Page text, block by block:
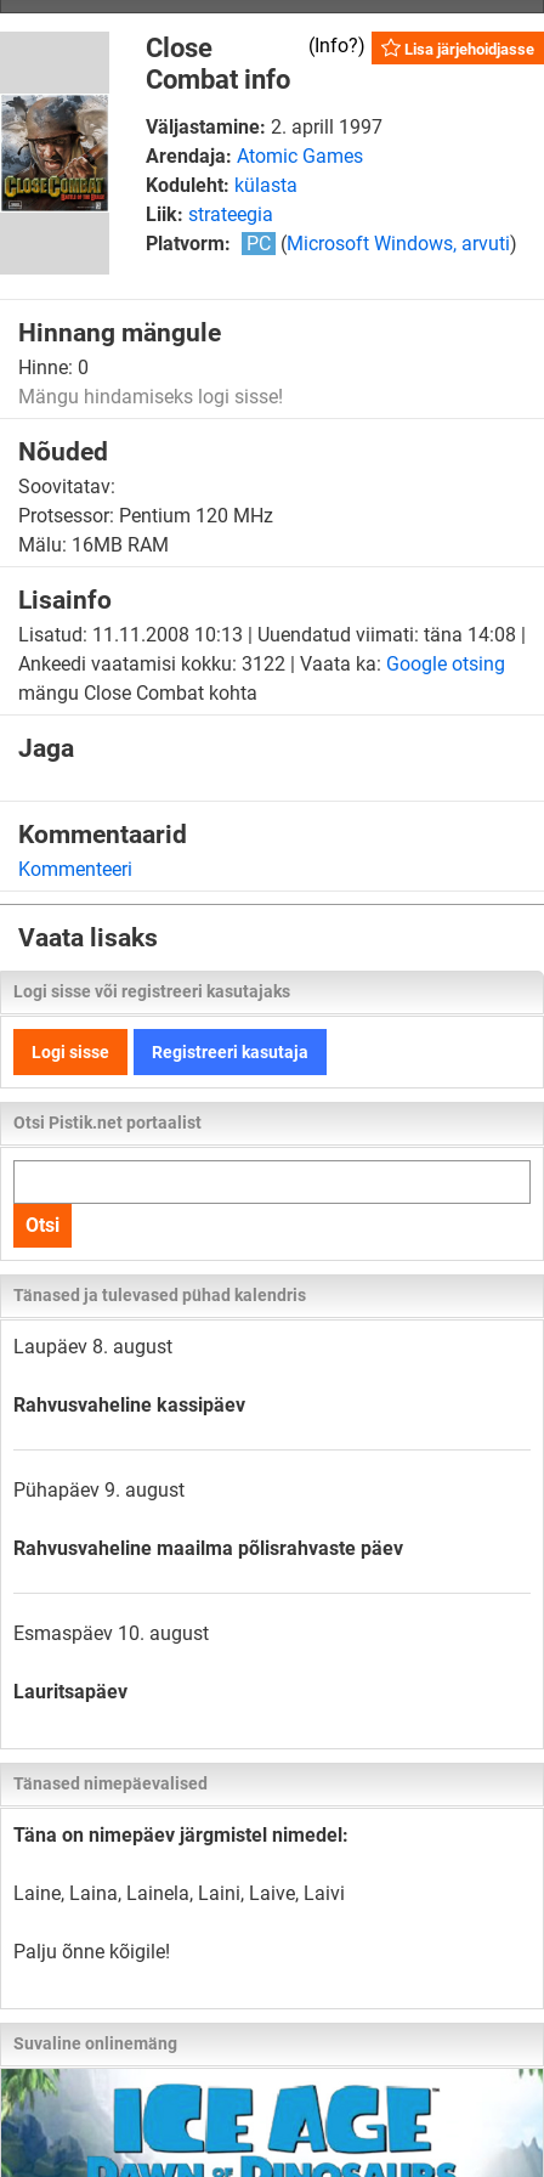
Lisa järjehoidjasse
(Info?)
Close
Combat info
Väljastamine: 2. aprill 1997
Arendaja: Atomic Games
Koduleht: külasta
Liik: strateegia
Platvorm:
PC (Microsoft Windows, arvuti)
Hinnang mängule
Hinne: 0
Mängu hindamiseks logi sisse!
Nõuded
Soovitatav:
Protsessor: Pentium 120 MHz
Mälu: 16MB RAM
Lisainfo
Lisatud: 11.11.2008 10:13 | Uuendatud viimati: täna 14:08 |
Ankeedi vaatamisi kokku: 3122 | Vaata ka: Google otsing
mängu Close Combat kohta
Jaga
Kommentaarid
Kommenteeri
Vaata lisaks
Logi sisse või registreeri kasutajaks
Logi sisse Registreeri kasutaja
Otsi Pistik.net portaalist
kogu
lehelt
Otsi
Tänased ja tulevased pühad kalendris
Laupäev 8. august
Rahvusvaheline kassipäev
Pühapäev 9. august
Rahvusvaheline maailma põlisrahvaste päev
Esmaspäev 10. august
Lauritsapäev
Tänased nimepäevalised
Täna on nimepäev järgmistel nimedel:
Laine, Laina, Lainela, Laini, Laive, Laivi
Palju õnne kõigile!
Suvaline onlinemäng